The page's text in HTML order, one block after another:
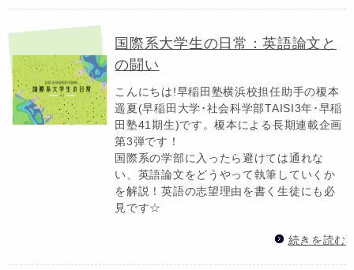
国際系大学生の日常：英語論文と
の闘い
こんにちは!早稲田塾横浜校担任助手の榎本
遥夏(早稲田大学･社会科学部TAISI3年･早稲
田塾41期生)です。榎本による長期連載企画
第3弾です！
国際系の学部に入ったら避けては通れな
い、英語論文をどうやって執筆していくか
を解説！英語の志望理由を書く生徒にも必
見です☆
続きを読む